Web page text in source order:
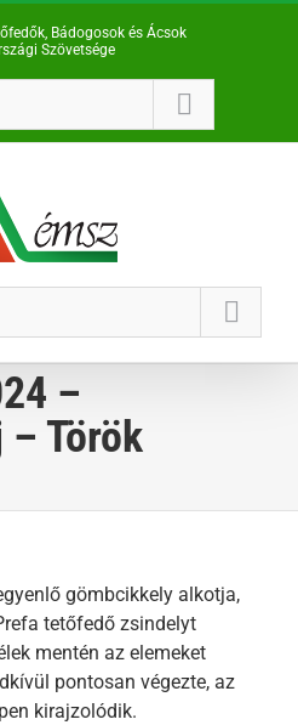
Bádogosok és Ácsok
Szövetsége
–
Török
gömbcikkely alkotja,
tetőfedő zsindelyt
mentén az elemeket
pontosan végezte, az
kirajzolódik.